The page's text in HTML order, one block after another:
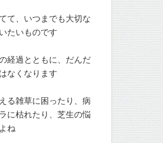
て、いつまでも大切な
たいものです
経過とともに、だんだ
なくなります
る雑草に困ったり、病
に枯れたり、芝生の悩
ね